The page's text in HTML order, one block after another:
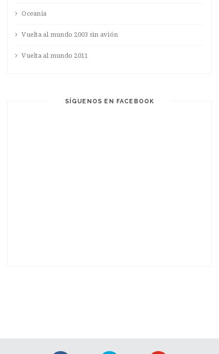
Oceanía
Vuelta al mundo 2003 sin avión
Vuelta al mundo 2011
SÍGUENOS EN FACEBOOK